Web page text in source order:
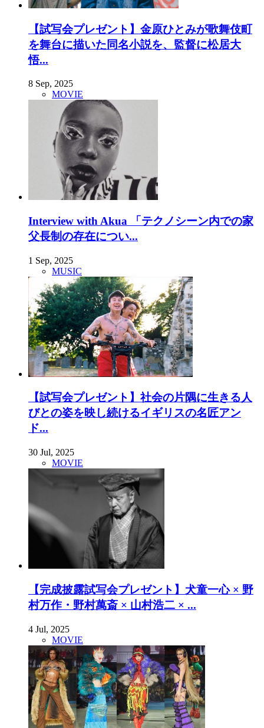
【試写会プレゼント】金原ひとみが歌舞伎町
を舞台に描いた同名小説を、監督に松居大
悟...
8 Sep, 2025
MOVIE
Interview with Akua 「テクノシーン内での家
父長制の存在につい...
1 Sep, 2025
MUSIC
【試写会プレゼント】社会の片隅に生きる人
びとの姿を映し続けるイギリスの名匠アン
ド...
30 Jul, 2025
MOVIE
【完成披露試写会プレゼント】犬童一心 × 野
村万作・野村萬斎 × 山村浩二 × ...
4 Jul, 2025
MOVIE